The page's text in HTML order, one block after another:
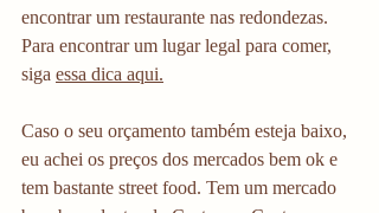
encontrar um restaurante nas redondezas.
Para encontrar um lugar legal para comer,
siga essa dica aqui.
Caso o seu orçamento também esteja baixo,
eu achei os preços dos mercados bem ok e
tem bastante street food. Tem um mercado